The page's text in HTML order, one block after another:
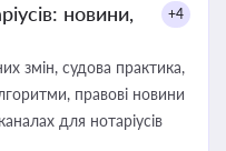
новини,
+4
змін, судова практика,
правові новини
для нотаріусів